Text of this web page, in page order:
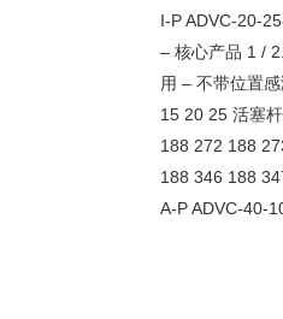
I-P ADVC-20-
– 核心产品 1 /
用 – 不带位置
15 20 25 活塞
188 272 188
188 346 188
A-P ADVC-40-